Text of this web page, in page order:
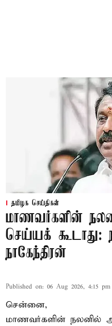
தமிழக செய்திகள்
மாணவர்களின்
செய்யக் கூடாது:
நாகேந்திரன்
Published on: 06 Aug 2026, 4:15 pm
சென்னை,
மாணவர்களின் நலனில்